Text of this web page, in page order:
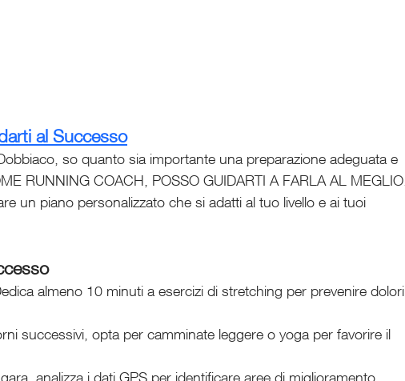
al Successo
so quanto sia importante una preparazione adeguata e
RUNNING COACH, POSSO GUIDARTI A FARLA AL MEGLIO.
un piano personalizzato che si adatti al tuo livello e ai tuoi
almeno 10 minuti a esercizi di stretching per prevenire dolori
successivi, opta per camminate leggere o yoga per favorire il
analizza i dati GPS per identificare aree di miglioramento.